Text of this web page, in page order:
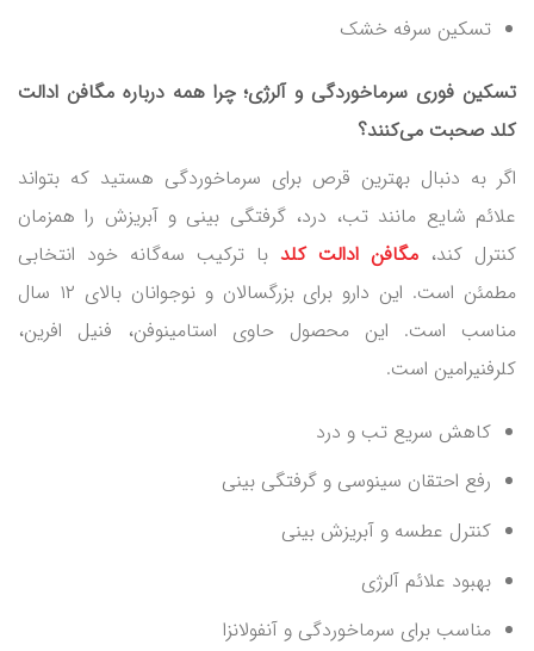
تسکین سرفه خشک
تسکین فوری سرماخوردگی و آلرژی؛ چرا همه درباره مگافن ادالت
کلد صحبت می‌کنند؟
اگر به دنبال بهترین قرص برای سرماخوردگی هستید که بتواند
علائم شایع مانند تب، درد، گرفتگی بینی و آبریزش را همزمان
کنترل کند، مگافن ادالت کلد با ترکیب سه‌گانه خود انتخابی
مطمئن است. این دارو برای بزرگسالان و نوجوانان بالای ۱۲ سال
مناسب است. این محصول حاوی استامینوفن، فنیل افرین،
کلرفنیرامین است.
کاهش سریع تب و درد
رفع احتقان سینوسی و گرفتگی بینی
کنترل عطسه و آبریزش بینی
بهبود علائم آلرژی
مناسب برای سرماخوردگی و آنفولانزا